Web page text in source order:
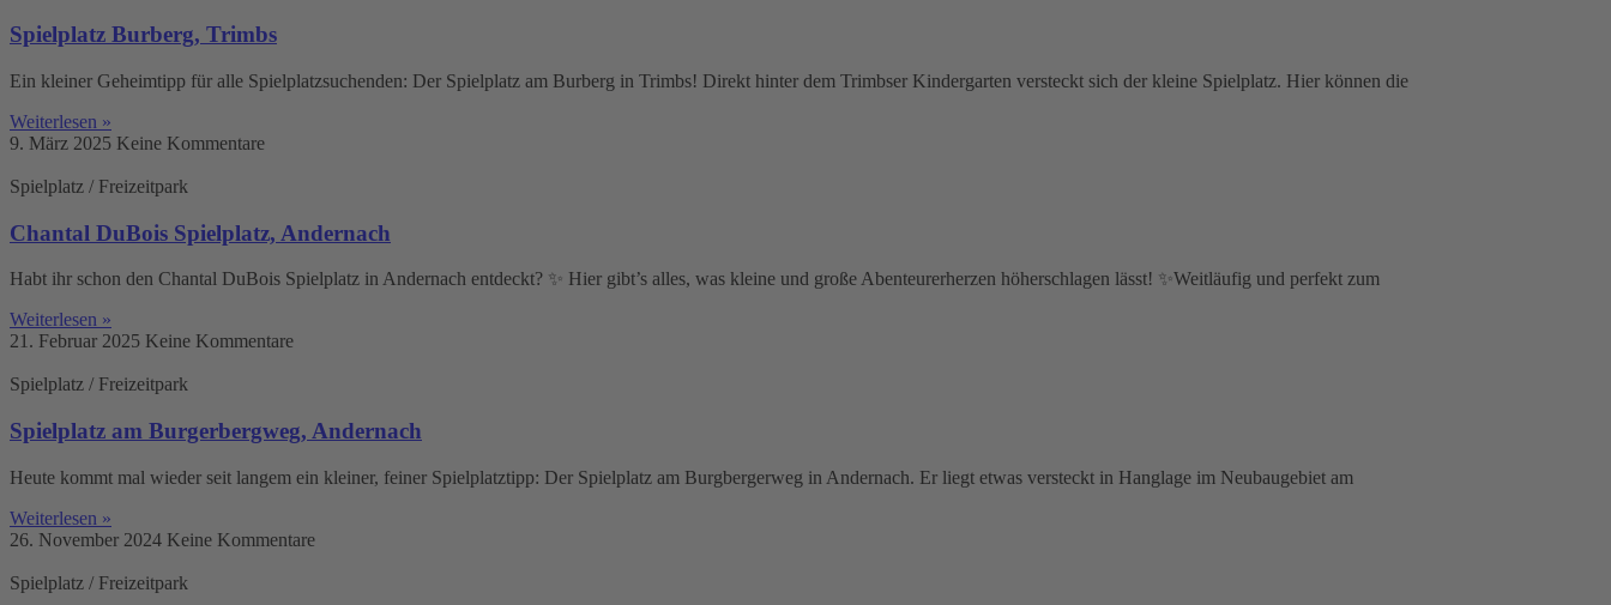
Spielplatz Burberg, Trimbs
Ein kleiner Geheimtipp für alle Spielplatzsuchenden: Der Spielplatz am Burberg in Trimbs! Direkt hinter dem Trimbser Kindergarten versteckt sich der kleine Spielplatz. Hier können die
Weiterlesen »
9. März 2025 Keine Kommentare
Spielplatz / Freizeitpark
Chantal DuBois Spielplatz, Andernach
Habt ihr schon den Chantal DuBois Spielplatz in Andernach entdeckt? ✨ Hier gibt’s alles, was kleine und große Abenteurerherzen höherschlagen lässt! ✨Weitläufig und perfekt zum
Weiterlesen »
21. Februar 2025 Keine Kommentare
Spielplatz / Freizeitpark
Spielplatz am Burgerbergweg, Andernach
Heute kommt mal wieder seit langem ein kleiner, feiner Spielplatztipp: Der Spielplatz am Burgbergerweg in Andernach. Er liegt etwas versteckt in Hanglage im Neubaugebiet am
Weiterlesen »
26. November 2024 Keine Kommentare
Spielplatz / Freizeitpark